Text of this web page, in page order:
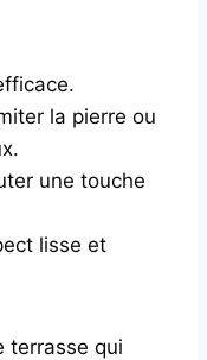
la pierre ou
une touche
lisse et
terrasse qui